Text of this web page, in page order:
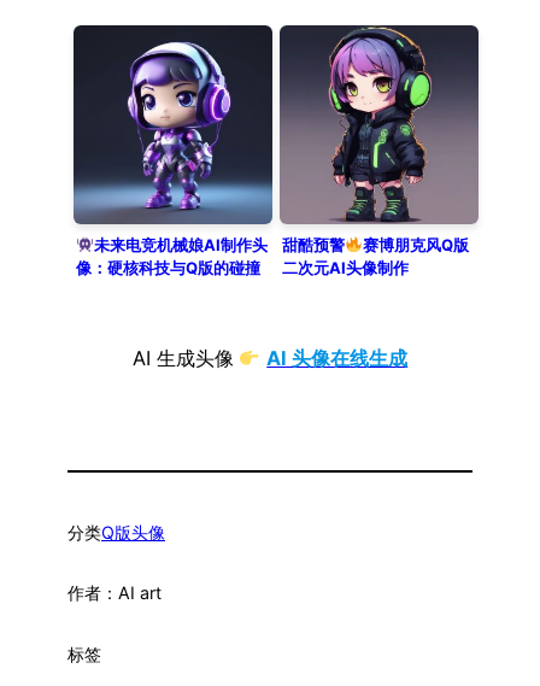
未来电竞机械娘AI制作头
像：硬核科技与Q版的碰撞
甜酷预警
赛博朋克风Q版
二次元AI头像制作
AI 生成头像 AI 头像在线生成
分类Q版头像
作者： AI art
标签